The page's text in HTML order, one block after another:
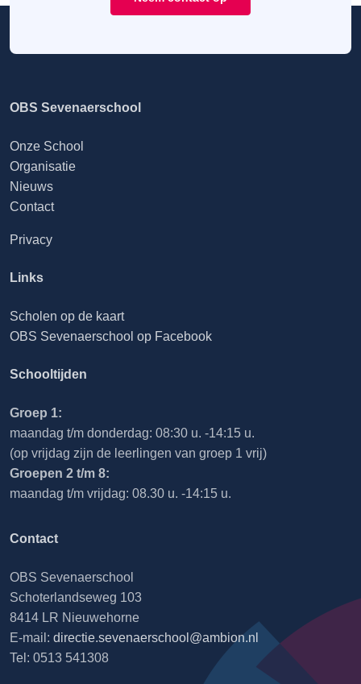
OBS Sevenaerschool
Onze School
Organisatie
Nieuws
Contact
Privacy
Links
Scholen op de kaart
OBS Sevenaerschool op Facebook
Schooltijden
Groep 1:
maandag t/m donderdag: 08:30 u. -14:15 u.
(op vrijdag zijn de leerlingen van groep 1 vrij)
Groepen 2 t/m 8:
maandag t/m vrijdag: 08.30 u. -14:15 u.
Contact
OBS Sevenaerschool
Schoterlandseweg 103
8414 LR Nieuwehorne
E-mail: directie.sevenaerschool@ambion.nl
Tel: 0513 541308